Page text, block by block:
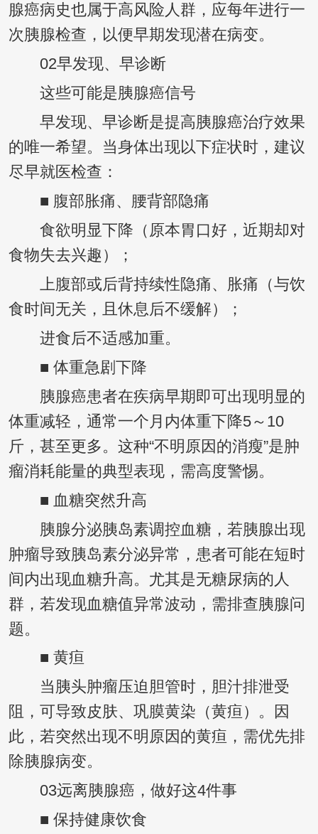
腺癌病史也属于高风险人群，应每年进行一
次胰腺检查，以便早期发现潜在病变。
02早发现、早诊断
这些可能是胰腺癌信号
早发现、早诊断是提高胰腺癌治疗效果
的唯一希望。当身体出现以下症状时，建议
尽早就医检查：
■ 腹部胀痛、腰背部隐痛
食欲明显下降（原本胃口好，近期却对
食物失去兴趣）；
上腹部或后背持续性隐痛、胀痛（与饮
食时间无关，且休息后不缓解）；
进食后不适感加重。
■ 体重急剧下降
胰腺癌患者在疾病早期即可出现明显的
体重减轻，通常一个月内体重下降5～10
斤，甚至更多。这种“不明原因的消瘦”是肿
瘤消耗能量的典型表现，需高度警惕。
■ 血糖突然升高
胰腺分泌胰岛素调控血糖，若胰腺出现
肿瘤导致胰岛素分泌异常，患者可能在短时
间内出现血糖升高。尤其是无糖尿病的人
群，若发现血糖值异常波动，需排查胰腺问
题。
■ 黄疸
当胰头肿瘤压迫胆管时，胆汁排泄受
阻，可导致皮肤、巩膜黄染（黄疸）。因
此，若突然出现不明原因的黄疸，需优先排
除胰腺病变。
03远离胰腺癌，做好这4件事
■ 保持健康饮食